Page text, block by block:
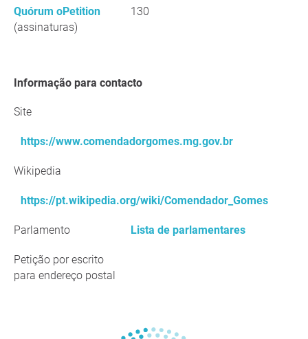
Quórum oPetition
(assinaturas)
130
Informação para contacto
Site
https://www.comendadorgomes.mg.gov.br
Wikipedia
https://pt.wikipedia.org/wiki/Comendador_Gomes
Parlamento Lista de parlamentares
Petição por escrito
para endereço postal